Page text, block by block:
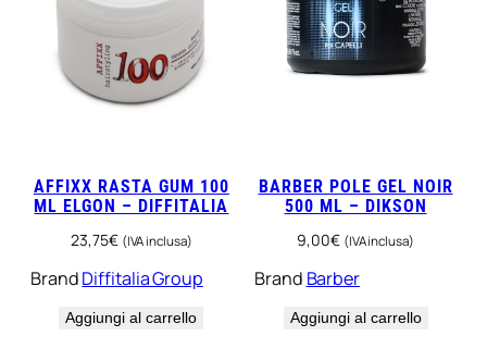
AFFIXX RASTA GUM 100
ML ELGON – DIFFITALIA
23,75€ (IVA inclusa)
BrandDiffitalia Group
Aggiungi al carrello
BARBER POLE GEL NOIR
500 ML – DIKSON
9,00€ (IVA inclusa)
Brand Barber
Aggiungi al carrello